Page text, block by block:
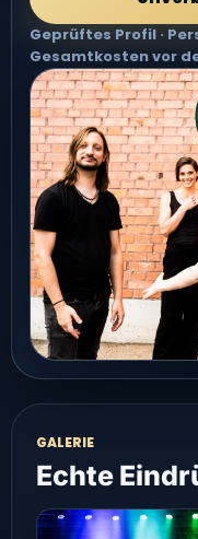
Geprüftes Profil ·
Gesamtkosten vor
GALERIE
Echte